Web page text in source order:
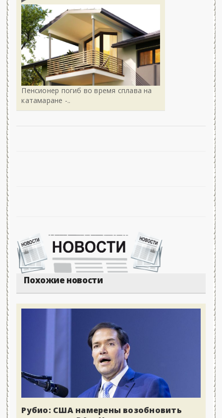
Пенсионер погиб во время сплава на
катамаране -..
Похожие новости
Рубио: США намерены возобновить